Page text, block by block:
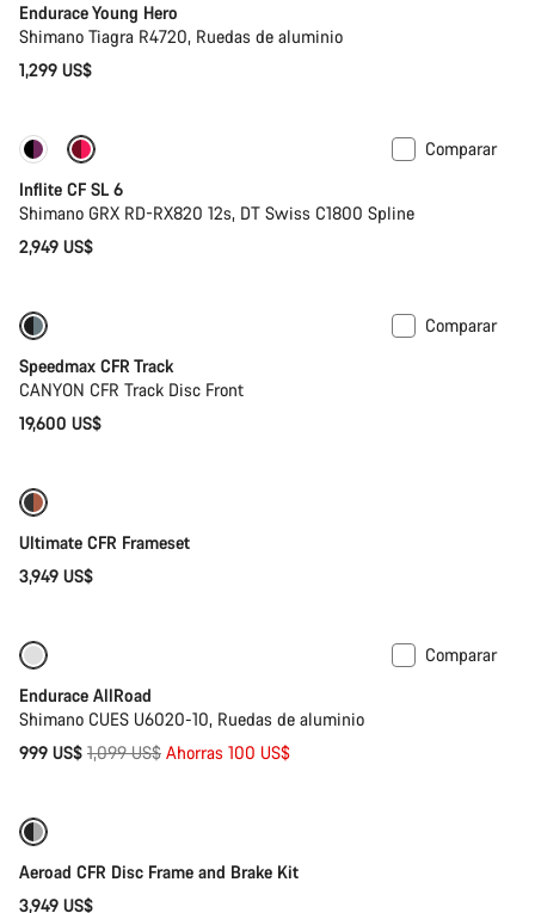
Endurace Young Hero
Shimano Tiagra R4720, Ruedas de aluminio
1,299 US$
Comparar
Inflite CF SL 6
Shimano GRX RD-RX820 12s, DT Swiss C1800 Spline
2,949 US$
Comparar
Speedmax CFR Track
CANYON CFR Track Disc Front
19,600 US$
Ultimate CFR Frameset
3,949 US$
Comparar
Endurace AllRoad
Shimano CUES U6020-10, Ruedas de aluminio
999 US$ Precio
1,099 US$ Ahorras 100 US$
Aeroad CFR Disc Frame and Brake Kit
3,949 US$